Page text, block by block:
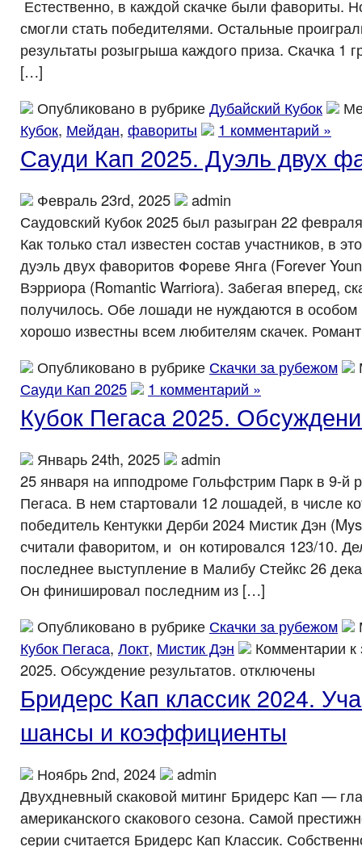
Естественно, в каждой скачке были фавориты.
смогли стать победителями. Остальные
результаты розыгрыша каждого приза. Скачка 1
[…]
Опубликовано в рубрикеДубайский Кубок
Кубок, Мейдан, фавориты 1 комментарий »
Сауди Кап 2025. Дуэль двух
Февраль 23rd, 2025
admin
Саудовский Кубок 2025 был разыгран 22
Как только стал известен состав участников, в
дуэль двух фаворитов Фореве Янга (Forever
Вэрриора (Romantic Warriora). Забегая вперед,
получилось. Обе лошади не нуждаются в особом
хорошо известны всем любителям скачек.
Опубликовано в рубрике Скачки за рубежом
Сауди Кап 2025
1 комментарий »
Кубок Пегаса 2025.
Январь 24th, 2025
admin
25 января на ипподроме Гольфстрим Парк в 9-й
Пегаса. В нем стартовали 12 лошадей, в числе
победитель Кентукки Дерби 2024 Мистик Дэн
считали фаворитом, и он котировался 123/10.
последнее выступление в Малибу Стейкс 26
Он финишировал последним из […]
Опубликовано в рубрике Скачки за рубежом
Кубок Пегаса, Локт, Мистик Дэн Комментарии к
2025. Обсуждение результатов. отключены
Бридерс Кап классик 2024.
шансы и коэффициенты
Ноябрь 2nd, 2024
admin
Двухдневный скаковой митинг Бридерс Кап —
американского скакового сезона. Самой
серии считается Бридерс Кап Классик.